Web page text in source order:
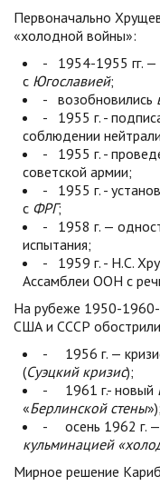
Первоначально
«холодной войны»:
- 1954-1955 гг. —
с Югославией;
- возобновились
- 1955 г. -
соблюдении
- 1955 г. -
советской армии;
- 1955 г. -
с ФРГ;
- 1958 г. —
испытания;
- 1959 г. - Н.С.
Ассамблеи ООН с
На рубеже 1950-1960-
США и СССР
- 1956 г. —
(Суэцкий кризис);
- 1961 г.- новый
«Берлинской стены»);
- осень 1962 г. —
кульминацией
Мирное решение